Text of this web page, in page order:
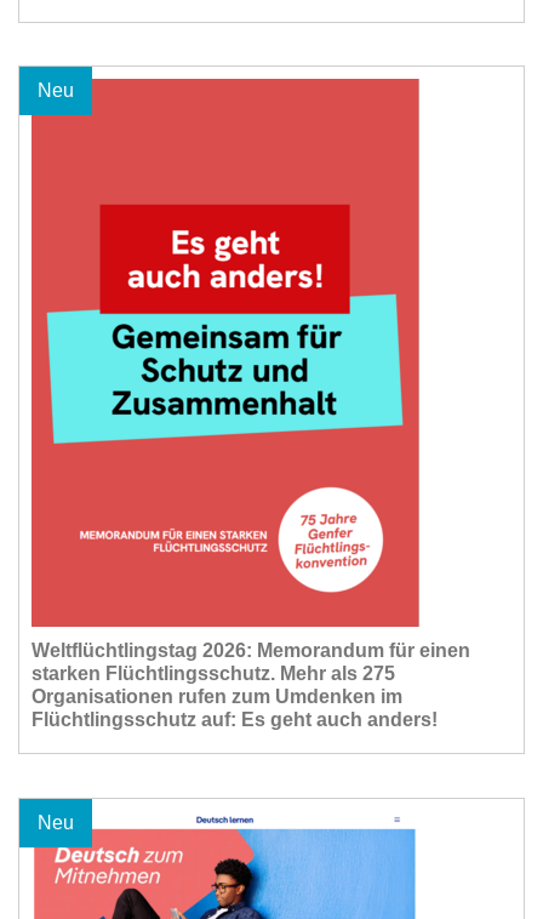
Neu
Weltflüchtlingstag 2026: Memorandum für einen
starken Flüchtlingsschutz. Mehr als 275
Organisationen rufen zum Umdenken im
Flüchtlingsschutz auf: Es geht auch anders!
Neu